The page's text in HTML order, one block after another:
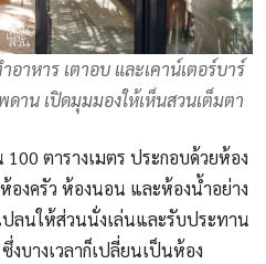
อาหาร เตาอบ และเคาน์เตอร์บาร์
ดาน เปิดมุมมองให้เห็นสวนเต็มตา
ตารางเมตร ประกอบด้วยห้อง
งครัว ห้องนอน และห้องน้ำอย่าง
ลนให้ส่วนนั่งเล่นและรับประทาน
งบางเวลาก็เปลี่ยนเป็นห้อง